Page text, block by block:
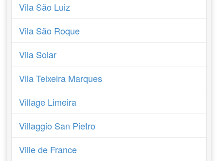
Vila São Luiz
Vila São Roque
Vila Solar
Vila Teixeira Marques
Village Limeira
Villaggio San Pietro
Ville de France